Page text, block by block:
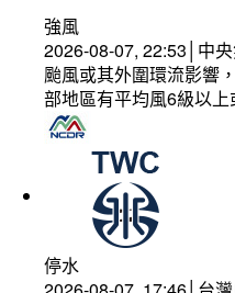
強風
2026-08-07, 22:53│中
颱風或其外圍環流影響
部地區有平均風6級以
停水